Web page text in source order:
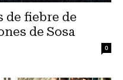
de fiebre de
de Sosa
0